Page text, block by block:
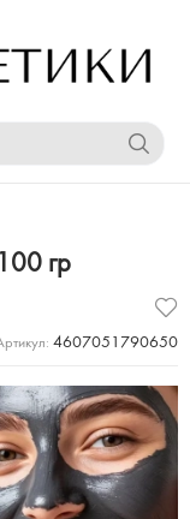
гр
4607051790650